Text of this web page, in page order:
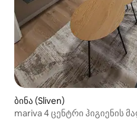
ბინა (Sliven)
mariva 4 ცენტრი ჰიგიენის